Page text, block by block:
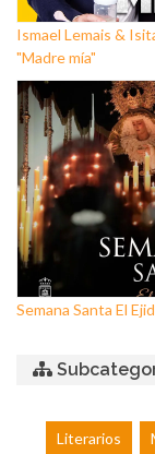
Ismael Lemais &
"Madre mía"
Semana Santa El
Literarios